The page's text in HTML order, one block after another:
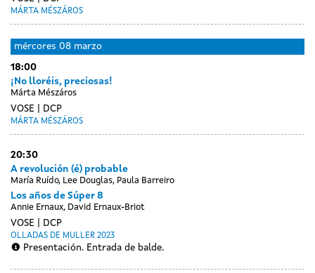
MÁRTA MÉSZÁROS
mércores 08 marzo
18:00
¡No lloréis, preciosas!
Márta Mészáros
VOSE DCP
MÁRTA MÉSZÁROS
20:30
A revolución (é) probable
María Ruído, Lee Douglas, Paula Barreiro
Los años de Súper 8
Annie Ernaux, David Ernaux-Briot
VOSE DCP
OLLADAS DE MULLER 2023
Presentación. Entrada de balde.